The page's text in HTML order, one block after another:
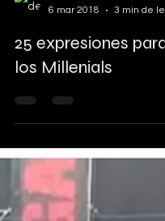
6 mar 2018
25 expresiones
los Millenials